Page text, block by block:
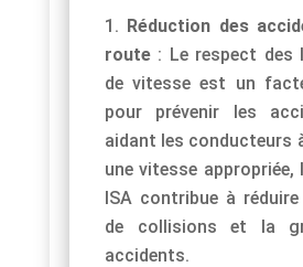
Réduction des
route: Le respect des
de vitesse est un
pour prévenir les
aidant les conducteurs
une vitesse appropriée,
ISA contribue à
de collisions et la
accidents.